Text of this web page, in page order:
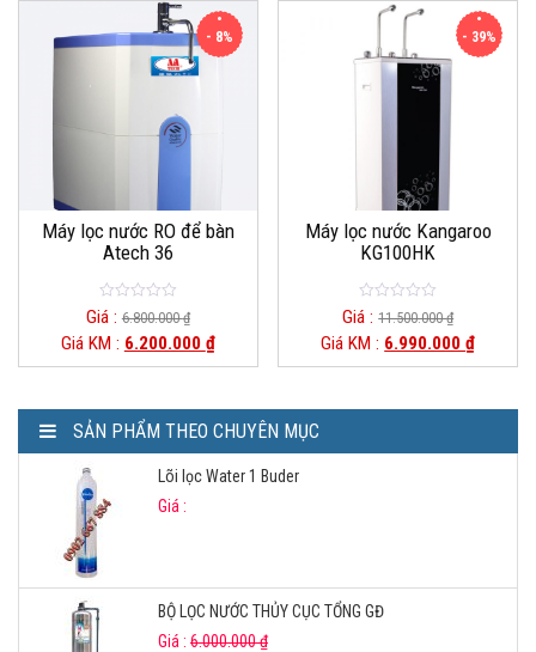
- 8%
Máy lọc nước RO để bàn
Atech 36
0
o
u
t
o
Giá : 6.800.000₫
Giá KM : 6.200.000 ₫
- 39%
Máy lọc nước Kangaroo
KG100HK
0
o
u
t
o
Giá :11.500.000₫
Giá KM : 6.990.000₫
SẢN PHẨM THEO CHUYÊN MỤC
Lõi lọc Water 1 Buder
Giá :
BỘ LỌC NƯỚC THỦY CỤC TỔNG GĐ
Giá : 6.000.000₫